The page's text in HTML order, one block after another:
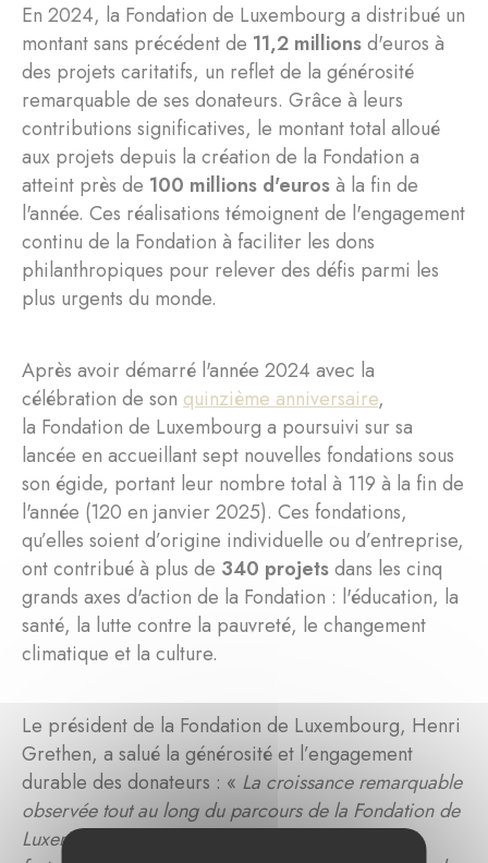
En 2024, la Fondation de Luxembourg a distribué un
montant sans précédent de 11,2 millionsd'euros à
des projets caritatifs, un reflet de la générosité
remarquable de ses donateurs. Grâce à leurs
contributions significatives, le montant total alloué
aux projets depuis la création de la Fondation a
atteint près de 100 millions d'eurosà la fin de
l'année. Ces réalisations témoignent de l'engagement
continu de la Fondation à faciliter les dons
philanthropiques pour relever des défis parmi les
plus urgents du monde.
Après avoir démarré l'année 2024 avec la
célébration de son quinzième anniversaire,
la Fondation de Luxembourg a poursuivi sur sa
lancée en accueillant sept nouvelles fondations sous
son égide, portant leur nombre total à 119 à la fin de
l'année (120 en janvier 2025). Ces fondations,
qu’elles soient d’origine individuelle ou d’entreprise,
ont contribué à plus de 340 projetsdans les cinq
grands axes d'action de la Fondation : l'éducation, la
santé, la lutte contre la pauvreté, le changement
climatique et la culture.
Le président de la Fondation de Luxembourg, Henri
Grethen, a salué la générosité et l’engagement
durable des donateurs : « La croissance remarquable
observée tout au long du parcours de la Fondation de
Luxembourg, en particulier en 2024, contraste